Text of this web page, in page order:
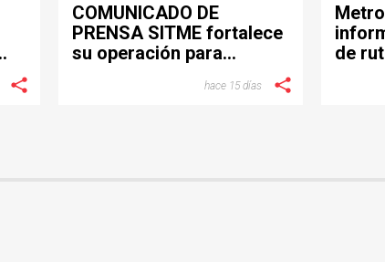
COMUNICADO DE
PRENSA SITME fortalece
su operación para
durante la jornada de las
hace 15 días
de